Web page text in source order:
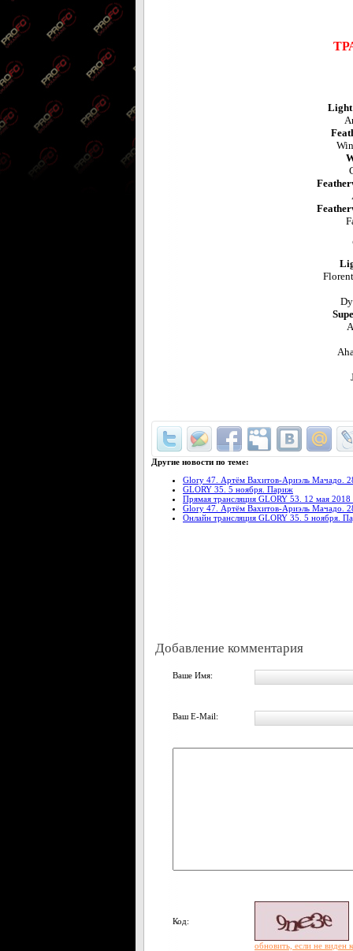
Light
Другие новости по теме:
Glory 47. Артём Вахитов-Ариэль Мачадо.
GLORY 35. 5 ноября. Париж
Прямая трансляция GLORY 53. 12 мая
Glory 47. Артём Вахитов-Ариэль Мачадо.
Онлайн трансляция GLORY 35. 5 ноября.
Добавление комментария
Ваше Имя:
Ваш E-Mail:
Код:
обновить, если не виден